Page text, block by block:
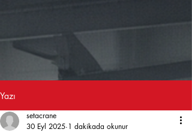
Yazı
setacrane
30 Eyl 2025 1 dakikada okunur